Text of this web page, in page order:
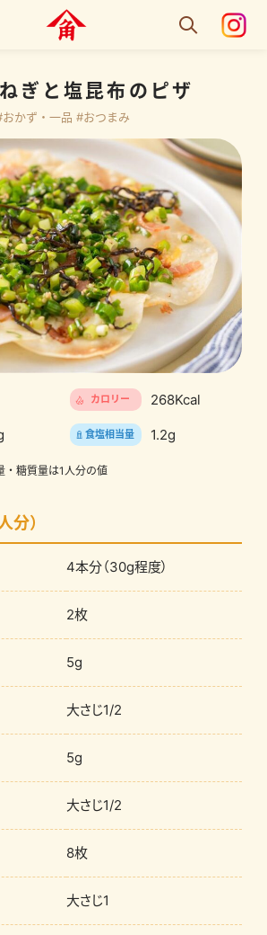
ぎと塩昆布のピザ
かず・一品 #おつまみ
カロリー 268Kcal
食塩相当量 1.2g
・糖質量は1人分の値
分）
4本分（30g程度）
2枚
5g
大さじ1/2
5g
大さじ1/2
8枚
大さじ1